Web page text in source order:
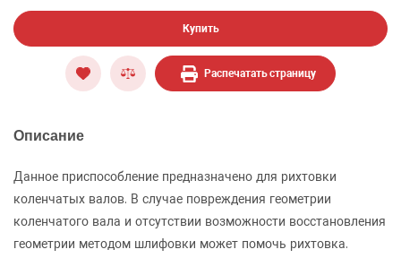
Купить
Распечатать страницу
Описание
Данное приспособление предназначено для рихтовки
коленчатых валов. В случае повреждения геометрии
коленчатого вала и отсутствии возможности восстановления
геометрии методом шлифовки может помочь рихтовка.